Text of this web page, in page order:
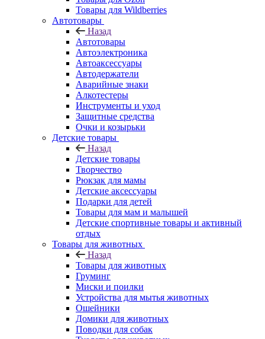
Товары для Wildberries
Автотовары
Назад
Автотовары
Автоэлектроника
Автоаксессуары
Автодержатели
Аварийные знаки
Алкотестеры
Инструменты и уход
Защитные средства
Очки и козырьки
Детские товары
Назад
Детские товары
Творчество
Рюкзак для мамы
Детские аксессуары
Подарки для детей
Товары для мам и малышей
Детские спортивные товары и активный
отдых
Товары для животных
Назад
Товары для животных
Груминг
Миски и поилки
Устройства для мытья животных
Ошейники
Домики для животных
Поводки для собак